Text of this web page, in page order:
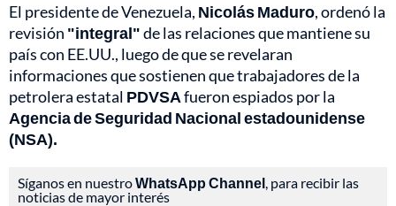
El presidente de Venezuela, Nicolás Maduro, ordenó la
revisión "integral"de las relaciones que mantiene su
país con EE.UU., luego de que se revelaran
informaciones que sostienen que trabajadores de la
petrolera estatal PDVSAfueron espiados por la
Agencia de Seguridad Nacional estadounidense
(NSA).
Síganos en nuestroWhatsApp Channel , para recibir las
noticias de mayor interés